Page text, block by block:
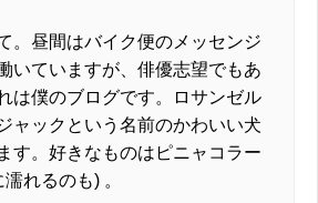
。昼間はバイク便のメッセンジ
いていますが、俳優志望でもあ
は僕のブログです。ロサンゼル
ャックという名前のかわいい犬
す。好きなものはピニャコラー
れるのも) 。